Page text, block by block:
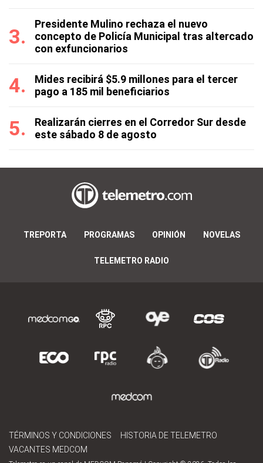
Presidente Mulino rechaza el nuevo
concepto de Policía Municipal tras altercado
con exfuncionarios
Mides recibirá $5.9 millones para el tercer
pago a 185 mil beneficiarios
Realizarán cierres en el Corredor Sur desde
este sábado 8 de agosto
TREPORTA PROGRAMAS OPINIÓN NOVELAS
TELEMETRO RADIO
TÉRMINOS Y CONDICIONES
HISTORIA DE TELEMETRO
VACANTES MEDCOM